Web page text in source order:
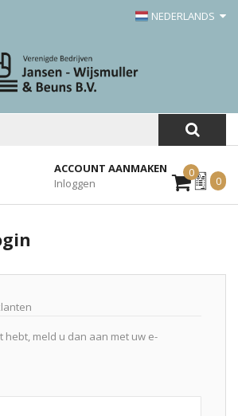
NEDERLANDS
ACCOUNT AANMAKEN
Inloggen
0Mijn
Offerte
0
hebt, meld u dan aan met uw e-